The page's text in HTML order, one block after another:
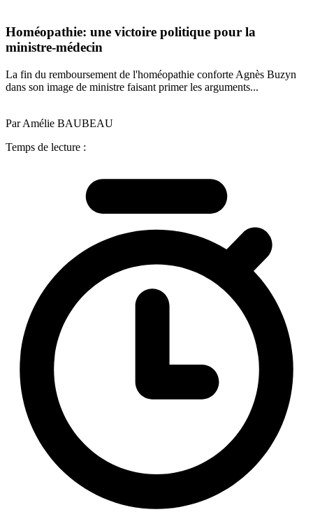
Homéopathie: une victoire politique pour la
ministre-médecin
La fin du remboursement de l'homéopathie conforte Agnès Buzyn
dans son image de ministre faisant primer les arguments...
Par Amélie BAUBEAU
Temps de lecture :